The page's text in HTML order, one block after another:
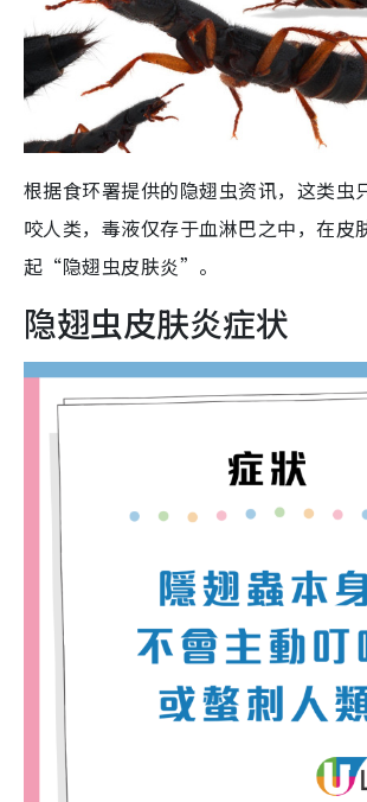
根据食环署提供的隐翅虫资讯，这类虫
咬人类，毒液仅存于血淋巴之中，在皮
起“隐翅虫皮肤炎”。
隐翅虫皮肤炎症状